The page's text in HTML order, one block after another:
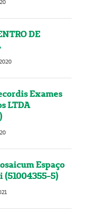
DE
Exames
LTDA
Espaço
5)